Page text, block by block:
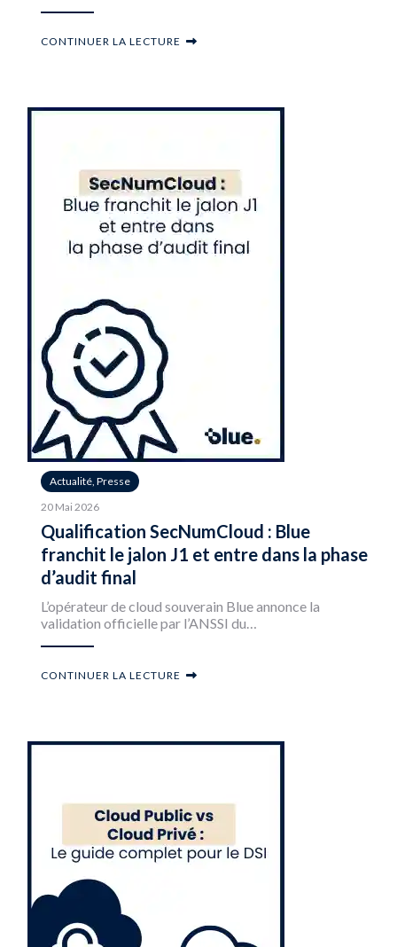
CONTINUER LA LECTURE
Actualité, Presse
20 Mai 2026
Qualification SecNumCloud : Blue
franchit le jalon J1 et entre dans la phase
d’audit final
L’opérateur de cloud souverain Blue annonce la
validation officielle par l’ANSSI du…
CONTINUER LA LECTURE